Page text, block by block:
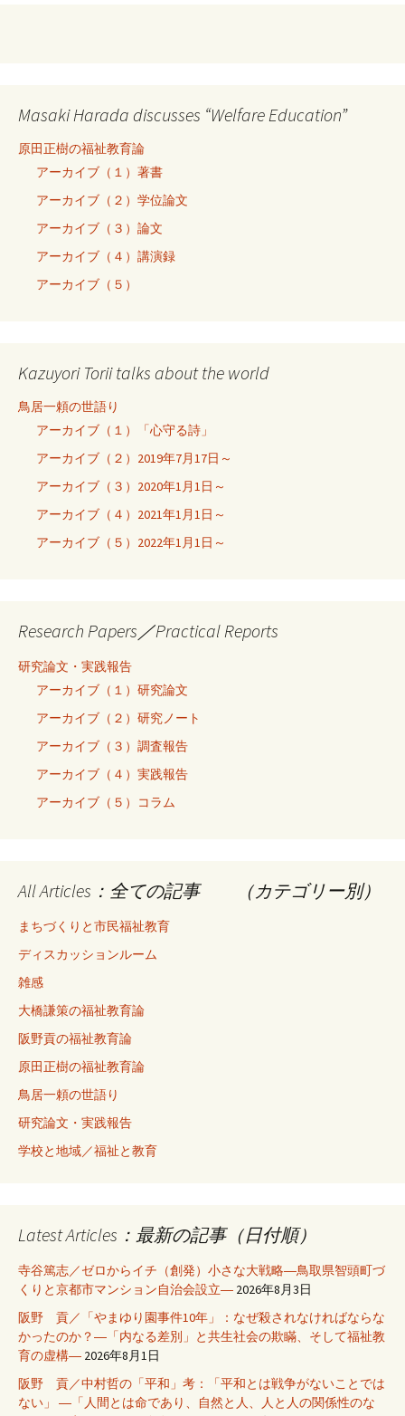
Masaki Harada discusses “Welfare Education”
原田正樹の福祉教育論
アーカイブ（１）著書
アーカイブ（２）学位論文
アーカイブ（３）論文
アーカイブ（４）講演録
アーカイブ（５）
Kazuyori Torii talks about the world
鳥居一頼の世語り
アーカイブ（１）「心守る詩」
アーカイブ（２）2019年7月17日～
アーカイブ（３）2020年1月1日～
アーカイブ（４）2021年1月1日～
アーカイブ（５）2022年1月1日～
Research Papers／Practical Reports
研究論文・実践報告
アーカイブ（１）研究論文
アーカイブ（２）研究ノート
アーカイブ（３）調査報告
アーカイブ（４）実践報告
アーカイブ（５）コラム
All Articles：全ての記事 （カテゴリー別）
まちづくりと市民福祉教育
ディスカッションルーム
雑感
大橋謙策の福祉教育論
阪野貢の福祉教育論
原田正樹の福祉教育論
鳥居一頼の世語り
研究論文・実践報告
学校と地域／福祉と教育
Latest Articles：最新の記事（日付順）
寺谷篤志／ゼロからイチ（創発）小さな大戦略―鳥取県智頭町づ
くりと京都市マンション自治会設立― 2026年8月3日
阪野 貢／「やまゆり園事件10年」：なぜ殺されなければならな
かったのか？―「内なる差別」と共生社会の欺瞞、そして福祉教
育の虚構― 2026年8月1日
阪野 貢／中村哲の「平和」考：「平和とは戦争がないことでは
ない」 ―「人間とは命であり、自然と人、人と人の関係性のな